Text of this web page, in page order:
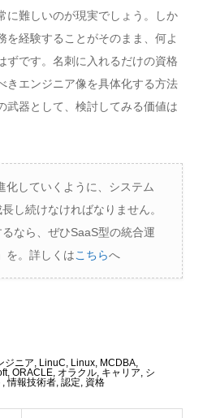
に難しいのが現実でしょう。しか
を経験することがそのまま、何よ
ずです。名刺に入れるだけの資格
きエンジニア像を具体化する方法
武器として、検討してみる価値は
化していくように、システム
し続けなければなりません。
なら、ぜひSaaS型の統合運
を。詳しくはこちらへ
ジニア LinuC Linux, MCDBA,
, ORACLE, オラクル, キャリア シ
,情報技術者, 認定 資格